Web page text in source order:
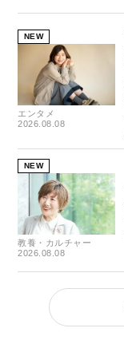
NEW
エンタメ
2026.08.08
NEW
教養・カルチャー
2026.08.08